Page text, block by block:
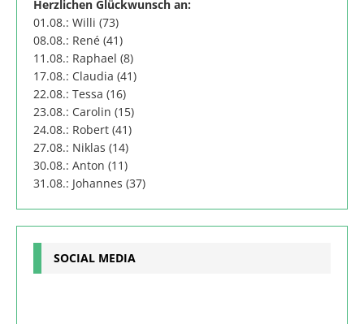
Herzlichen Glückwunsch an:
01.08.: Willi (73)
08.08.: René (41)
11.08.: Raphael (8)
17.08.: Claudia (41)
22.08.: Tessa (16)
23.08.: Carolin (15)
24.08.: Robert (41)
27.08.: Niklas (14)
30.08.: Anton (11)
31.08.: Johannes (37)
SOCIAL MEDIA